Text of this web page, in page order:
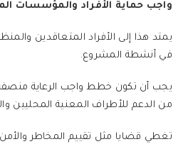
واجب حماية الأفراد والمؤسسات
يمتد هذا إلى الأفراد المتعاقدين
في أنشطة المشروع.
يجب أن تكون خطط واجب الرعاية
من الدعم للأطراف المعنية المحليين
تغطي قضايا مثل تقييم المخاطر والأمن